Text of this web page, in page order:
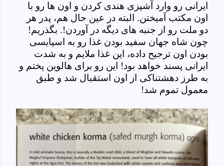
ایرانی رو وارد آشپزی هندی کردن و اون ها رو با
اون مکتب آمیختن. البته در عین حال هم، پدر هر
دو ملت رو از جنبه های دیگه در آوردن!. بگذریم!
چون شاه جهان سفید بودن غذا رو به اسپایسی
بودن اون ترجیح داده، این غذا ملایم و به شدت
ایرانی پسند خواهد بود! این رو برای هالوین پختم و
به طرز دهشتناکی از اون استقبال شد و طبق
معمول تموم شد!